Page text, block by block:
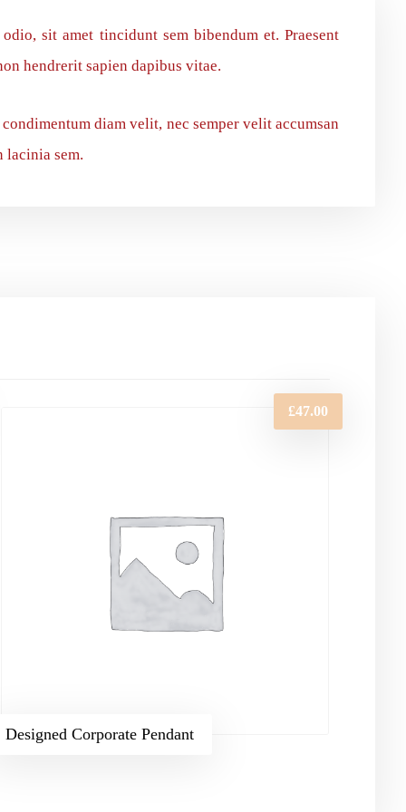
sit amet tincidunt sem bibendum et. Praesent
hendrerit sapien dapibus vitae.
diam velit, nec semper velit accumsan
lacinia sem.
Designed Corporate Pendant
£47.00